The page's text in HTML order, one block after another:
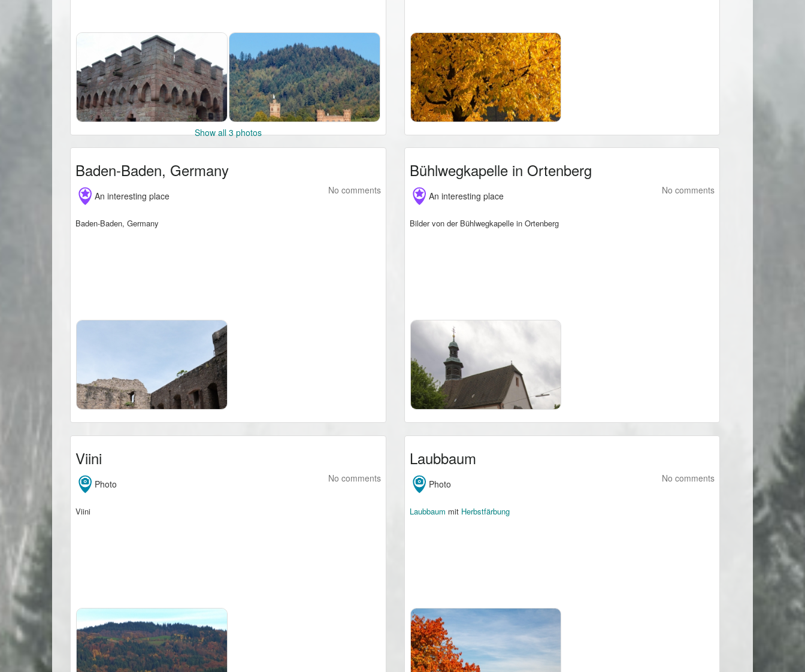
Show all 3 photos
Baden-Baden, Germany
An interesting place
No comments
Baden-Baden, Germany
Bühlwegkapelle in Ortenberg
An interesting place
No comments
Bilder von der Bühlwegkapelle in Ortenberg
Viini
Photo
No comments
Viini
Laubbaum
Photo
No comments
Laubbaum mit Herbstfärbung